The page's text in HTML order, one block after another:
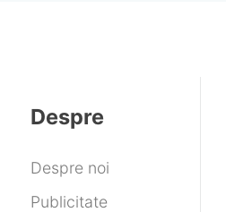
Despre
Despre noi
Publicitate